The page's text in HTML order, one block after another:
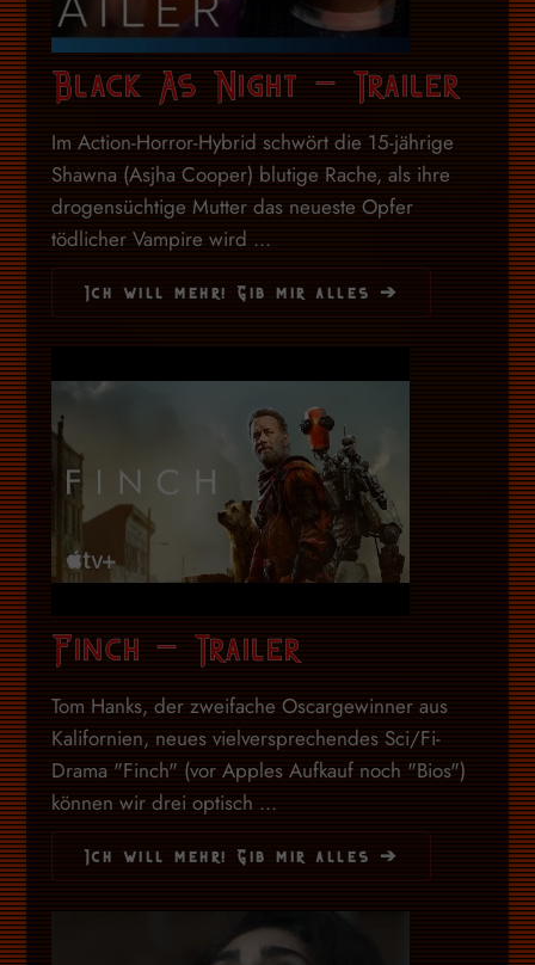
Black As Night – Trailer
Im Action-Horror-Hybrid schwört die 15-jährige
Shawna (Asjha Cooper) blutige Rache, als ihre
drogensüchtige Mutter das neueste Opfer
tödlicher Vampire wird ...
Ich will mehr! Gib mir alles ➔
Finch – Trailer
Tom Hanks, der zweifache Oscargewinner aus
Kalifornien, neues vielversprechendes Sci/Fi-
Drama "Finch" (vor Apples Aufkauf noch "Bios")
können wir drei optisch ...
Ich will mehr! Gib mir alles ➔